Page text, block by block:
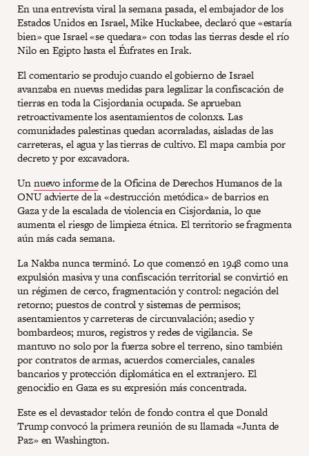
En una entrevista viral la semana pasada, el embajador de los
Estados Unidos en Israel, Mike Huckabee, declaró que «estaría
bien» que Israel «se quedara» con todas las tierras desde el río
Nilo en Egipto hasta el Éufrates en Irak.
El comentario se produjo cuando el gobierno de Israel
avanzaba en nuevas medidas para legalizar la confiscación de
tierras en toda la Cisjordania ocupada. Se aprueban
retroactivamente los asentamientos de colonxs. Las
comunidades palestinas quedan acorraladas, aisladas de las
carreteras, el agua y las tierras de cultivo. El mapa cambia por
decreto y por excavadora.
Unnuevo informede la Oficina de Derechos Humanos de la
ONU advierte de la «destrucción metódica» de barrios en
Gaza y de la escalada de violencia en Cisjordania, lo que
aumenta el riesgo de limpieza étnica. El territorio se fragmenta
aún más cada semana.
La Nakba nunca terminó. Lo que comenzó en 1948 como una
expulsión masiva y una confiscación territorial se convirtió en
un régimen de cerco, fragmentación y control: negación del
retorno; puestos de control y sistemas de permisos;
asentamientos y carreteras de circunvalación; asedio y
bombardeos; muros, registros y redes de vigilancia. Se
mantuvo no solo por la fuerza sobre el terreno, sino también
por contratos de armas, acuerdos comerciales, canales
bancarios y protección diplomática en el extranjero. El
genocidio en Gaza es su expresión más concentrada.
Este es el devastador telón de fondo contra el que Donald
Trump convocó la primera reunión de su llamada «Junta de
Paz» en Washington.